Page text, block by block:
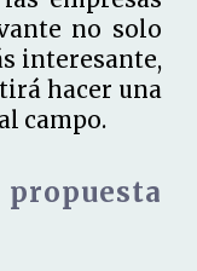
no solo
interesante,
hacer una
campo.